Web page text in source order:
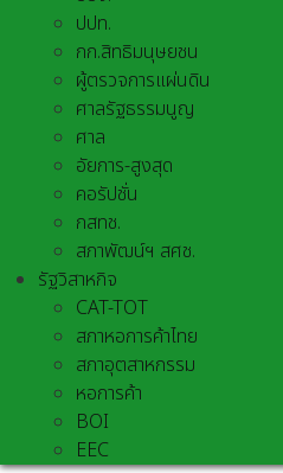
ปปท.
กก.สิทธิมนุษยชน
ผู้ตรวจการแผ่นดิน
ศาลรัฐธรรมนูญ
ศาล
อัยการ-สูงสุด
คอรัปชั่น
กสทช.
สภาพัฒน์ฯ สศช.
รัฐวิสาหกิจ
CAT-TOT
สภาหอการค้าไทย
สภาอุตสาหกรรม
หอการค้า
BOI
EEC